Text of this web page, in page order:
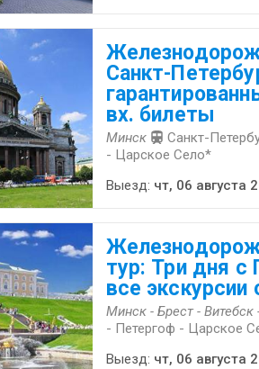
Санкт-
вх. билеты
Минск
Санкт-
- Царское Село*
Выезд: чт, 06 августа
тур: Три дня с
все
Минск - Брест -
- Петергоф - Царское
Выезд: чт, 06 августа